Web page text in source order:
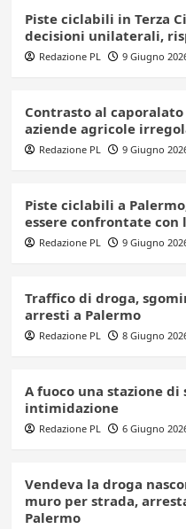
Piste ciclabili in Terza
decisioni unilaterali,
Redazione PL 9 Giugno
Contrasto al
aziende agricole
Redazione PL 9 Giugno
Piste ciclabili a
essere confrontate
Redazione PL 9 Giugno
Traffico di droga,
arresti a Palermo
Redazione PL 8 Giugno
A fuoco una stazione di
intimidazione
Redazione PL 6 Giugno
Vendeva la droga
muro per strada,
Palermo